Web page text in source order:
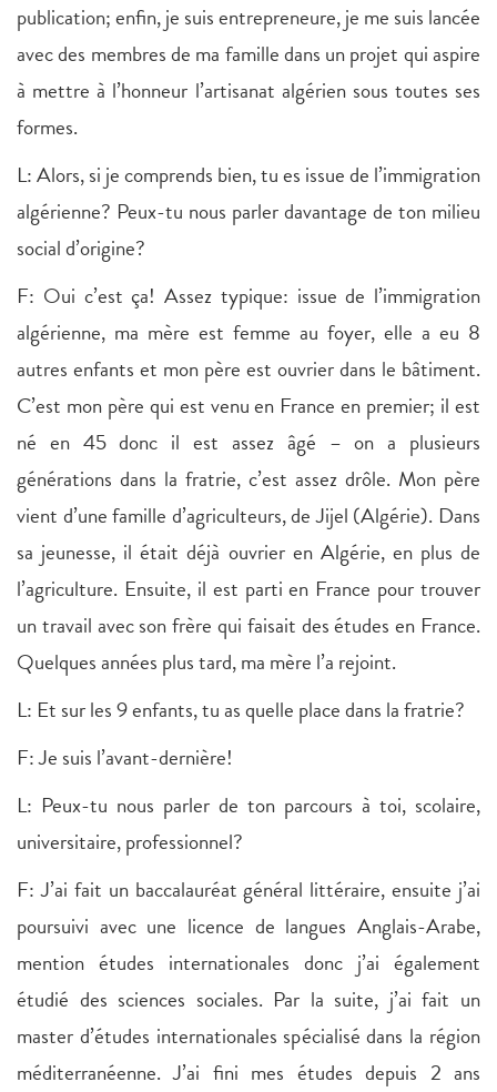
publication; enfin, je suis entrepreneure, je me suis lancée
avec des membres de ma famille dans un projet qui aspire
à mettre à l’honneur l’artisanat algérien sous toutes ses
formes.
L: Alors, si je comprends bien, tu es issue de l’immigration
algérienne? Peux-tu nous parler davantage de ton milieu
social d’origine?
F: Oui c’est ça! Assez typique: issue de l’immigration
algérienne, ma mère est femme au foyer, elle a eu 8
autres enfants et mon père est ouvrier dans le bâtiment.
C’est mon père qui est venu en France en premier; il est
né en 45 donc il est assez âgé – on a plusieurs
générations dans la fratrie, c’est assez drôle. Mon père
vient d’une famille d’agriculteurs, de Jijel (Algérie). Dans
sa jeunesse, il était déjà ouvrier en Algérie, en plus de
l’agriculture. Ensuite, il est parti en France pour trouver
un travail avec son frère qui faisait des études en France.
Quelques années plus tard, ma mère l’a rejoint.
L: Et sur les 9 enfants, tu as quelle place dans la fratrie?
F: Je suis l’avant-dernière!
L: Peux-tu nous parler de ton parcours à toi, scolaire,
universitaire, professionnel?
F: J’ai fait un baccalauréat général littéraire, ensuite j’ai
poursuivi avec une licence de langues Anglais-Arabe,
mention études internationales donc j’ai également
étudié des sciences sociales. Par la suite, j’ai fait un
master d’études internationales spécialisé dans la région
méditerranéenne. J’ai fini mes études depuis 2 ans